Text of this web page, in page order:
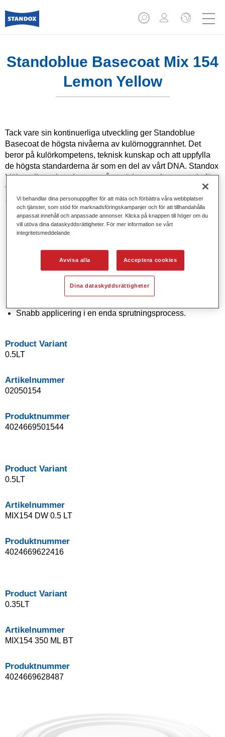
Standoblue Basecoat Mix 154
Lemon Yellow
Tack vare sin kontinuerliga utveckling ger Standoblue
Basecoat de högsta nivåerna av kulörnoggrannhet. Det
beror på kulörkompetens, teknisk kunskap och att uppfylla
de högsta standarderna är som en del av vårt DNA. Standox
hjälper din verkstad att uppnå utmärkta resultat, vare sig för
vardagsreparationer eller de mest utmanande
specialreparationer.
Produktfunktioner
Solida och effektkulörer med modern pigmentteknologi.
Utmärkt utbättrinskontroll.
Enastående flödesegenskaper.
Bra blandningsegenskaper för smidiga övergångar och
Snabb applicering i en enda sprutningsprocess.
Product Variant
0.5LT
Artikelnummer
02050154
Produktnummer
4024669501544
Product Variant
0.5LT
Artikelnummer
MIX154 DW 0.5 LT
Produktnummer
4024669622416
Product Variant
0.35LT
Artikelnummer
MIX154 350 ML BT
Produktnummer
4024669628487
Vi behandlar dina personuppgifter för att mäta och förbättra våra webbplatser
och tjänster, som stöd för marknadsföringskampanjer och för att tillhandahålla
anpassat innehåll och anpassade annonser. Klicka på knappen till höger om du
vill utöva dina dataskyddsrättigheter. För mer information se vårt
integritetsmeddelande
Avvisa alla Acceptera cookies
Dina dataskyddsrättigheter